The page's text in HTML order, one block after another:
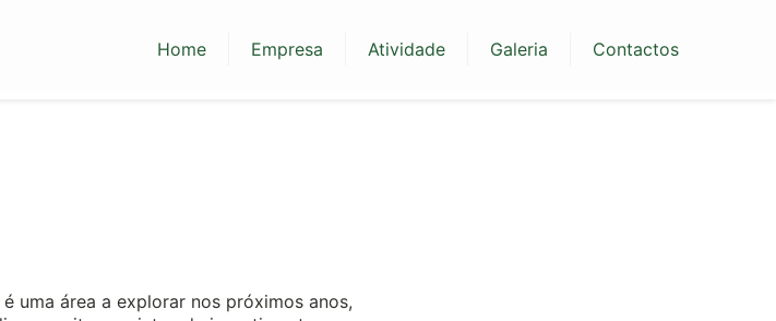
Home Empresa Atividade Galeria Contactos
uma área a explorar nos próximos anos,